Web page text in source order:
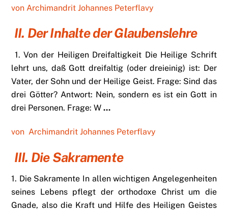
von Archimandrit Johannes Peterflavy
II. Der Inhalte der Glaubenslehre
1. Von der Heiligen Dreifaltigkeit Die Heilige Schrift
lehrt uns, daß Gott dreifaltig (oder dreieinig) ist: Der
Vater, der Sohn und der Heilige Geist. Frage: Sind das
drei Götter? Antwort: Nein, sondern es ist ein Gott in
drei Personen. Frage: W…
von Archimandrit Johannes Peterflavy
III. Die Sakramente
1. Die Sakramente In allen wichtigen Angelegenheiten
seines Lebens pflegt der orthodoxe Christ um die
Gnade, also die Kraft und Hilfe des Heiligen Geistes